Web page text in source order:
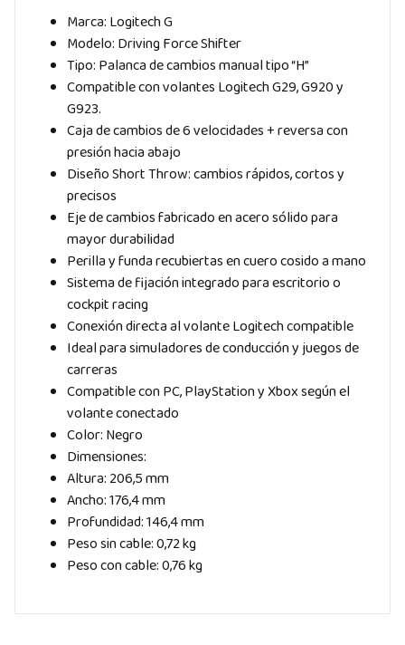
Marca: Logitech G
Modelo: Driving Force Shifter
Tipo: Palanca de cambios manual tipo “H”
Compatible con volantes Logitech G29, G920 y
G923.
Caja de cambios de 6 velocidades + reversa con
presión hacia abajo
Diseño Short Throw: cambios rápidos, cortos y
precisos
Eje de cambios fabricado en acero sólido para
mayor durabilidad
Perilla y funda recubiertas en cuero cosido a mano
Sistema de fijación integrado para escritorio o
cockpit racing
Conexión directa al volante Logitech compatible
Ideal para simuladores de conducción y juegos de
carreras
Compatible con PC, PlayStation y Xbox según el
volante conectado
Color: Negro
Dimensiones:
Altura: 206,5 mm
Ancho: 176,4 mm
Profundidad: 146,4 mm
Peso sin cable: 0,72 kg
Peso con cable: 0,76 kg